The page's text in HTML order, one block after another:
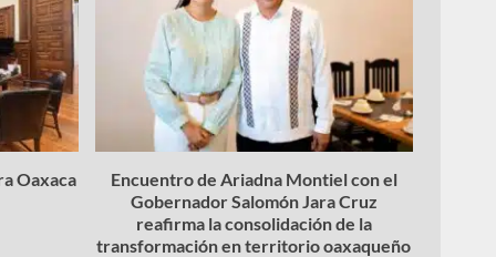
Oaxaca
Encuentro de Ariadna Montiel con el
Gobernador Salomón Jara Cruz
reafirma la consolidación de la
transformación en territorio oaxaqueño